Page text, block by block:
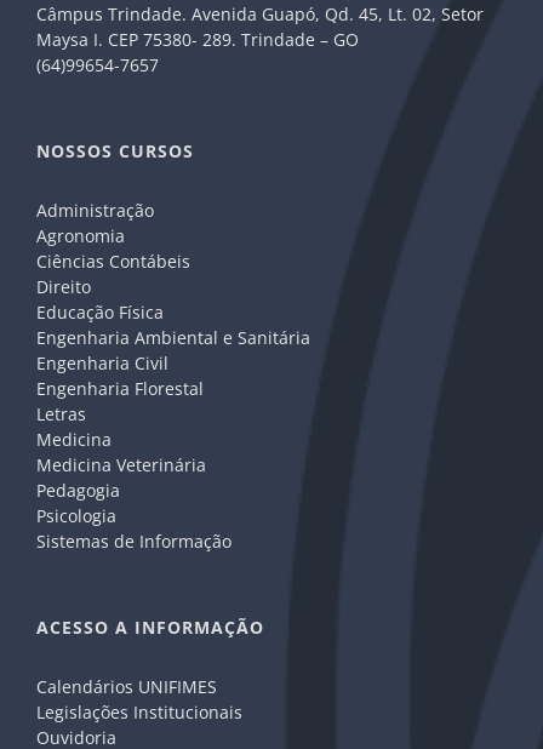
Câmpus Trindade. Avenida Guapó, Qd. 45, Lt. 02, Setor
Maysa I. CEP 75380- 289. Trindade – GO
(64)99654-7657
NOSSOS CURSOS
Administração
Agronomia
Ciências Contábeis
Direito
Educação Física
Engenharia Ambiental e Sanitária
Engenharia Civil
Engenharia Florestal
Letras
Medicina
Medicina Veterinária
Pedagogia
Psicologia
Sistemas de Informação
ACESSO A INFORMAÇÃO
Calendários UNIFIMES
Legislações Institucionais
Ouvidoria